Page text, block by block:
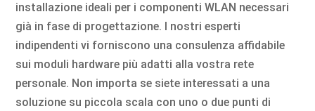
installazione ideali per i componenti WLAN necessari
già in fase di progettazione. I nostri esperti
indipendenti vi forniscono una consulenza affidabile
sui moduli hardware più adatti alla vostra rete
personale. Non importa se siete interessati a una
soluzione su piccola scala con uno o due punti di